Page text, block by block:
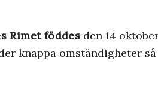
Rimet föddes den 14
knappa omständigheter